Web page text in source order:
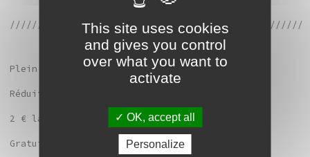
/////////////////////////////////////////////////////
Plein tarif : 5 € la séance ou 15 € les quatre
Réduit (étudiants, demandeurs d’emploi) :
2 € la séance ou 6 € les quatre
Gratuit : Amis du Frac Franche-Comté
This site uses cookies
and gives you control
over what you want to
activate
OK, accept all
Personalize